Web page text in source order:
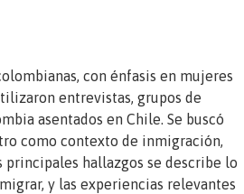
con énfasis en mujeres
entrevistas, grupos de
asentados en Chile. Se buscó
como contexto de inmigración,
hallazgos se describe lo
y las experiencias relevantes